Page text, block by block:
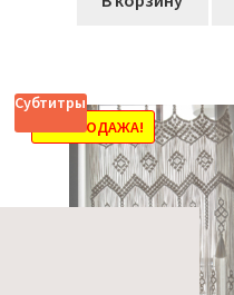
Субтитры
РАСПРОДАЖА!